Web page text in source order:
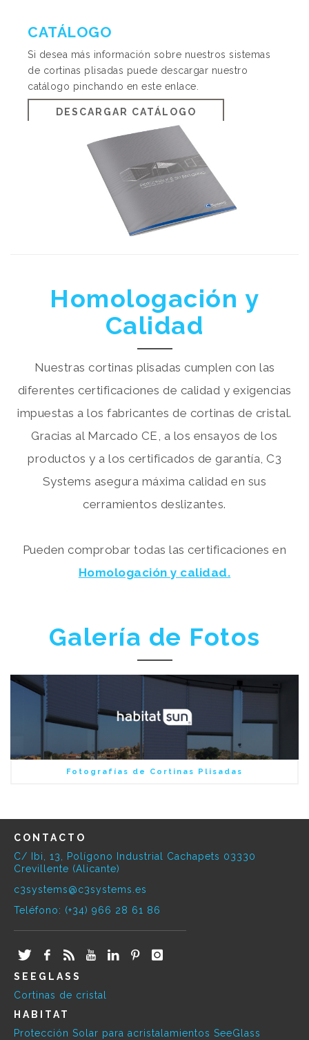
CATÁLOGO
Si desea más información sobre nuestros sistemas
de cortinas plisadas puede descargar nuestro
catálogo pinchando en este enlace.
DESCARGAR CATÁLOGO
Homologación y
Calidad
Nuestras cortinas plisadas cumplen con las
diferentes certificaciones de calidad y exigencias
impuestas a los fabricantes de cortinas de cristal.
Gracias al Marcado CE, a los ensayos de los
productos y a los certificados de garantía, C3
Systems asegura máxima calidad en sus
cerramientos deslizantes.
Pueden comprobar todas las certificaciones en
Homologación y calidad.
Galería de Fotos
Fotografías de Cortinas Plisadas
CONTACTO
C/ Ibi, 13, Polígono Industrial Cachapets 03330
Crevillente (Alicante)
c3systems@c3systems.es
Teléfono: (+34) 966 28 61 86
SEEGLASS
Cortinas de cristal
HABITAT
Protección Solar para acristalamientos SeeGlass